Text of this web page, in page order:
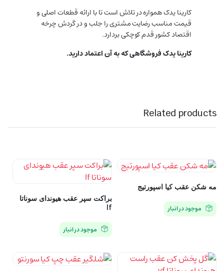
کارینا یدک همواره در تلاش است تا با ارائه قطعات اصلی و
قیمت مناسب رضایت مشتری را جلب و در گردش چرخه
اقتصاد کشور قدم کوچکی بردارد.
کارینا یدک فروشگاهی که به آن اعتماد دارید.
Related products
مه شکن عقب کیا اسپورتیج
موجود در انبار
براکت سپر عقب هیوندای سوناتا
lf
موجود در انبار